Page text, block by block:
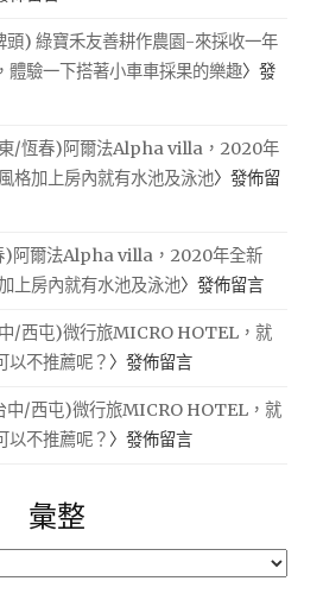
頭) 綠寶禾友善耕作農園-來採收一年
體驗一下搭著小車車採果的樂趣〉發
/恆春)阿爾法Alpha villa，2020年
格加上房內就有水池及泳池〉發佈留
)阿爾法Alpha villa，2020年全新
上房內就有水池及泳池〉發佈留言
/西屯)微行旅MICRO HOTEL，就
以不推薦呢？ 〉發佈留言
中/西屯)微行旅MICRO HOTEL，就
以不推薦呢？ 〉發佈留言
彙整